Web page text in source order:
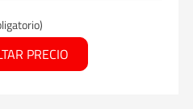
PRECIO